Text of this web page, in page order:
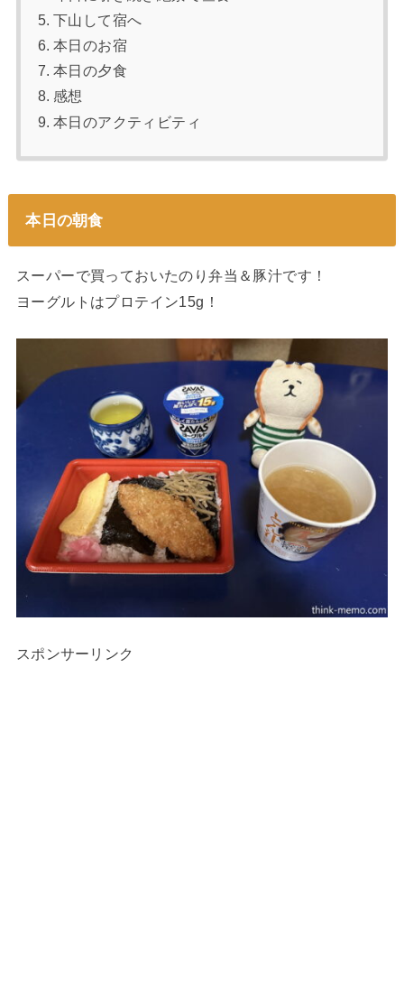
下山して宿へ
本日のお宿
本日の夕食
感想
本日のアクティビティ
本日の朝食
スーパーで買っておいたのり弁当＆豚汁です！
ヨーグルトはプロテイン15g！
スポンサーリンク